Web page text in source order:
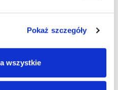
Pokaż szczegóły
wszystkiewyłączona.